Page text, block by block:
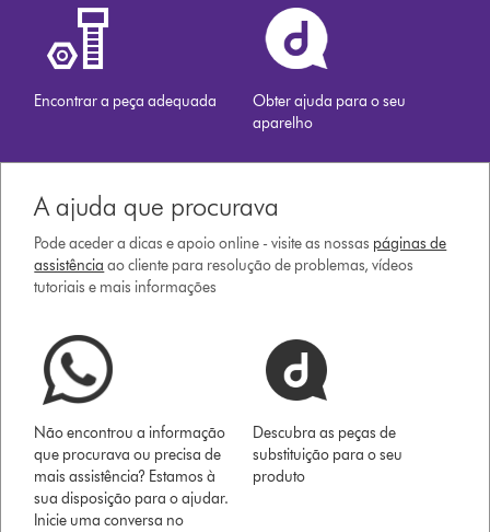
Encontrar a peça adequada
Obter ajuda para o seu
aparelho
A ajuda que procurava
Pode aceder a dicas e apoio online - visite as nossas páginas de
assistência ao cliente para resolução de problemas, vídeos
tutoriais e mais informações
Não encontrou a informação
que procurava ou precisa de
mais assistência? Estamos à
sua disposição para o ajudar.
Inicie uma conversa no
Descubra as peças de
substituição para o seu
produto